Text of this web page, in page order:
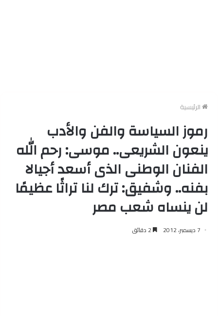
الرئيسية
رموز السياسة والفن والأدب
ينعون الشريعى.. موسى: رحم الله
الفنان الوطنى الذى أسعد أجيالا
بفنه.. وشفيق: ترك لنا تراثًا عظيمًا
لن ينساه شعب مصر
7 ديسمبر، 2012